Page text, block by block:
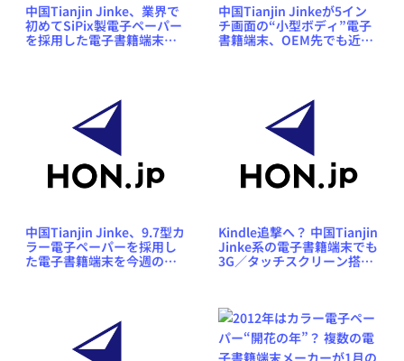
中国Tianjin Jinke、業界で
初めてSiPix製電子ペーパー
を採用した電子書籍端末
中国Tianjin Jinkeが5イン
チ画面の“小型ボディ”電子
書籍端末、OEM先でも近日
中国Tianjin Jinke、9.7型カ
ラー電子ペーパーを採用し
た電子書籍端末を今週の
Kindle追撃へ？ 中国Tianjin
Jinke系の電子書籍端末でも
3G／タッチスクリーン搭載